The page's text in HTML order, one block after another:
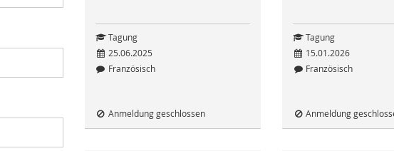
Tagung
25.06.2025
Französisch
Anmeldung geschlossen
Tagung
15.01.2026
Französisch
Anmeldung